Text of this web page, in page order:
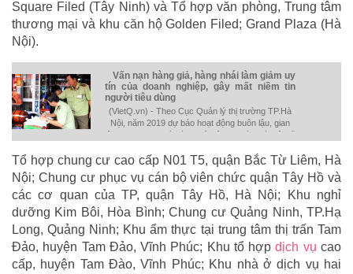
Square Filed (Tây Ninh) và Tổ hợp văn phòng, Trung tâm
thương mại và khu căn hộ Golden Filed; Grand Plaza (Hà
Nội).
Vấn nạn hàng giả, hàng nhái làm giảm uy
tín của doanh nghiệp, gây mất niềm tin
người tiêu dùng
(VietQ.vn) - Theo Cục Quản lý thị trường TP.Hà
Nội, năm 2019 dự báo hoạt động buôn lậu, gian
lận thương mại và hàng giả trên địa bàn Hà Nội sẽ
Tổ hợp chung cư cao cấp N01 T5, quận Bắc Từ Liêm, Hà
Nội; Chung cư phục vụ cán bộ viên chức quận Tây Hồ và
các cơ quan của TP, quận Tây Hồ, Hà Nội; Khu nghỉ
dưỡng Kim Bôi, Hòa Bình; Chung cư Quảng Ninh, TP.Hạ
Long, Quảng Ninh; Khu ẩm thực tại trung tâm thị trấn Tam
Đảo, huyện Tam Đảo, Vĩnh Phúc; Khu tổ hợpdịch vụ cao
cấp, huyện Tam Đào, Vĩnh Phúc; Khu nhà ở dịch vụ hai